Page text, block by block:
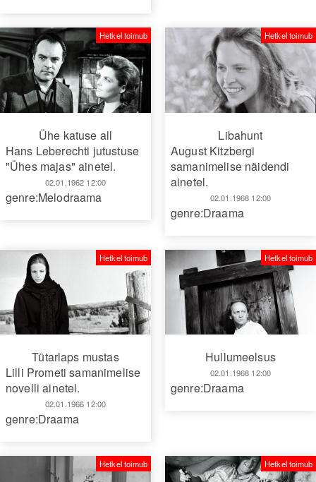
Ühe katuse all
Hans Leberechti jutustuse
"Ühes majas" ainetel.
02.01.1962 12:00
Hetkel toimub
genre:Melodraama
Libahunt
August Kitzbergi
samanimelise näidendi
ainetel.
02.01.1968 12:00
Hetkel toimub
genre:Draama
Tütarlaps mustas
Lilli Prometi samanimelise
novelli ainetel.
02.01.1966 12:00
Hetkel toimub
genre:Draama
Hullumeelsus
02.01.1968 12:00
Hetkel toimub
genre:Draama
Hetkel toimub Hetkel toimub